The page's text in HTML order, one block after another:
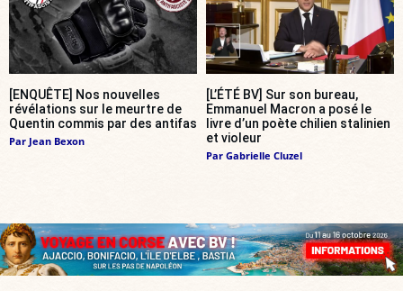
[ENQUÊTE] Nos nouvelles
révélations sur le meurtre de
Quentin commis par des antifas
Par Jean Bexon
[L’ÉTÉ BV] Sur son bureau,
Emmanuel Macron a posé le
livre d’un poète chilien stalinien
et violeur
Par Gabrielle Cluzel